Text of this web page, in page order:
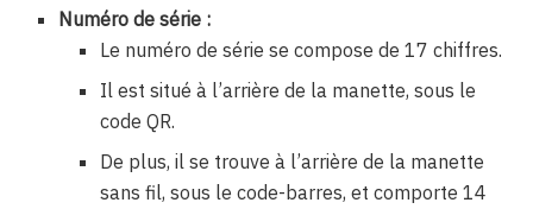
Numéro de série :
Le numéro de série se compose de 17 chiffres.
Il est situé à l’arrière de la manette, sous le
code QR.
De plus, il se trouve à l’arrière de la manette
sans fil, sous le code-barres, et comporte 14